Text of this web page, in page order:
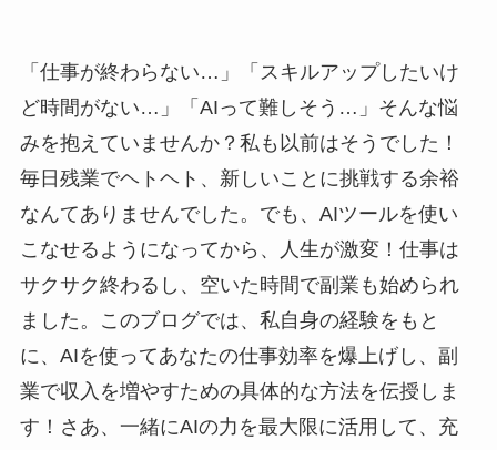
「仕事が終わらない…」「スキルアップしたいけ
ど時間がない…」「AIって難しそう…」そんな悩
みを抱えていませんか？私も以前はそうでした！
毎日残業でヘトヘト、新しいことに挑戦する余裕
なんてありませんでした。でも、AIツールを使い
こなせるようになってから、人生が激変！仕事は
サクサク終わるし、空いた時間で副業も始められ
ました。このブログでは、私自身の経験をもと
に、AIを使ってあなたの仕事効率を爆上げし、副
業で収入を増やすための具体的な方法を伝授しま
す！さあ、一緒にAIの力を最大限に活用して、充